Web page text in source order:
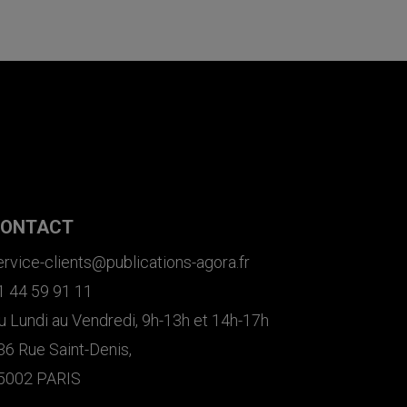
clients@publications-agora.fr
44 59 91 11
Lundi au Vendredi, 9h-13h et 14h-17h
Rue Saint-Denis,
PARIS